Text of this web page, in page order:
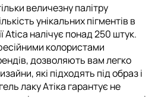
величезну палітру
унікальних пігментів в
Atica налічує понад 250 штук.
колористами
дозволяють вам легко
які підходять під образ і
лаку Атіка гарантує не